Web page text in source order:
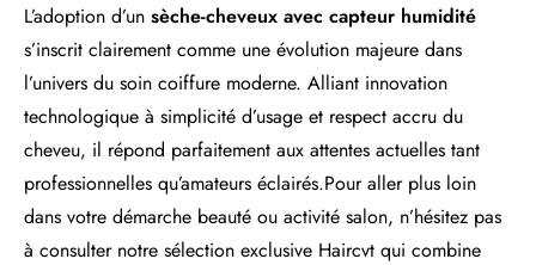
L’adoption d’un sèche-cheveux avec capteur humidité
s’inscrit clairement comme une évolution majeure dans
l’univers du soin coiffure moderne. Alliant innovation
technologique à simplicité d’usage et respect accru du
cheveu, il répond parfaitement aux attentes actuelles tant
professionnelles qu’amateurs éclairés.Pour aller plus loin
dans votre démarche beauté ou activité salon, n’hésitez pas
à consulter notre sélection exclusive Haircvt qui combine